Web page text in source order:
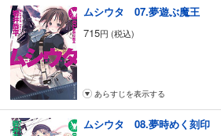
ムシウタ 07.夢遊ぶ魔王
715円 (税込)
あらすじを表示する
ムシウタ 08.夢時めく刻印